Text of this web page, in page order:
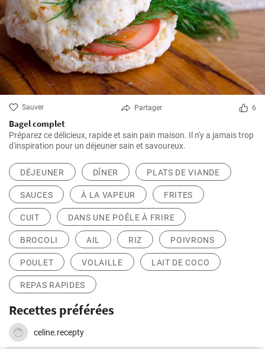
Sauver Partager 6
Bagel complet
Préparez ce délicieux, rapide et sain pain maison. Il n'y a jamais trop
d'inspiration pour un déjeuner sain et savoureux.
DÉJEUNER DÎNER PLATS DE VIANDE
SAUCES À LA VAPEUR FRITES
CUIT DANS UNE POÊLE À FRIRE
BROCOLI AIL RIZ POIVRONS
POULET VOLAILLE LAIT DE COCO
REPAS RAPIDES
Recettes préférées
celine.recepty